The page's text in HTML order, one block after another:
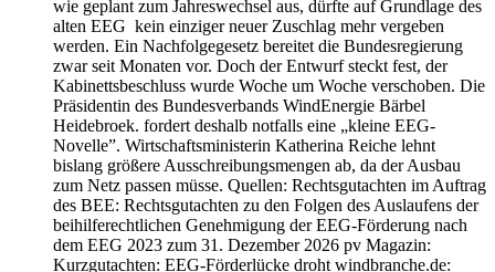
wie geplant zum Jahreswechsel aus, dürfte auf Grundlage des
alten EEG kein einziger neuer Zuschlag mehr vergeben
werden. Ein Nachfolgegesetz bereitet die Bundesregierung
zwar seit Monaten vor. Doch der Entwurf steckt fest, der
Kabinettsbeschluss wurde Woche um Woche verschoben. Die
Präsidentin des Bundesverbands WindEnergie Bärbel
Heidebroek. fordert deshalb notfalls eine „kleine EEG-
Novelle”. Wirtschaftsministerin Katherina Reiche lehnt
bislang größere Ausschreibungsmengen ab, da der Ausbau
zum Netz passen müsse. Quellen: Rechtsgutachten im Auftrag
des BEE: Rechtsgutachten zu den Folgen des Auslaufens der
beihilferechtlichen Genehmigung der EEG-Förderung nach
dem EEG 2023 zum 31. Dezember 2026 pv Magazin:
Kurzgutachten: EEG-Förderlücke droht windbranche.de: